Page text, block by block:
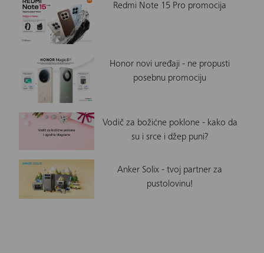
Redmi Note 15 Pro promocija
Honor novi uređaji - ne propusti
posebnu promociju
Vodič za božićne poklone - kako da
su i srce i džep puni?
Anker Solix - tvoj partner za
pustolovinu!